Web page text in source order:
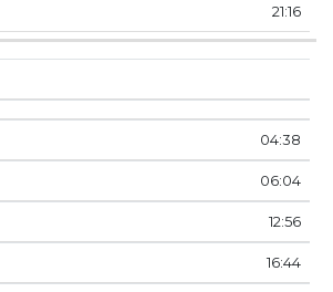
21:16
04:38
06:04
12:56
16:44